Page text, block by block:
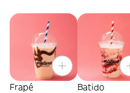
Frapé Batido